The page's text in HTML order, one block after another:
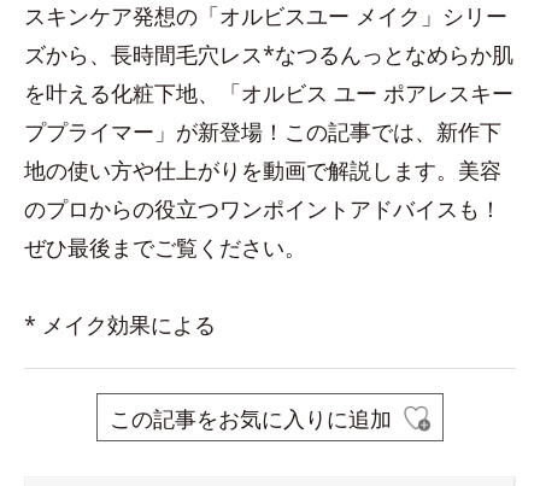
スキンケア発想の「オルビスユー メイク」シリー
ズから、長時間毛穴レス*なつるんっとなめらか肌
を叶える化粧下地、「オルビス ユー ポアレスキー
ププライマー」が新登場！この記事では、新作下
地の使い方や仕上がりを動画で解説します。美容
のプロからの役立つワンポイントアドバイスも！
ぜひ最後までご覧ください。
* メイク効果による
この記事をお気に入りに追加